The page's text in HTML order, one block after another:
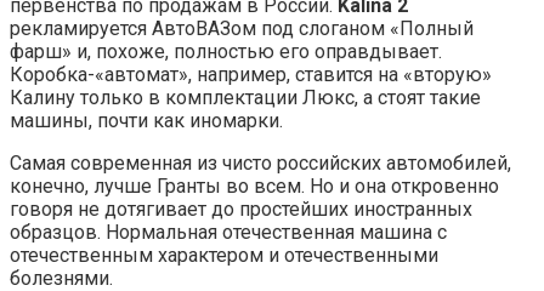
первенства по продажам в России. Kalina 2
рекламируется АвтоВАЗом под слоганом «Полный
фарш» и, похоже, полностью его оправдывает.
Коробка-«автомат», например, ставится на «вторую»
Калину только в комплектации Люкс, а стоят такие
машины, почти как иномарки.
Самая современная из чисто российских автомобилей,
конечно, лучше Гранты во всем. Но и она откровенно
говоря не дотягивает до простейших иностранных
образцов. Нормальная отечественная машина с
отечественным характером и отечественными
болезнями.